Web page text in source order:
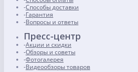
Способы доставки
Гарантия
Вопросы и ответы
Пресс-центр
Акции и скидки
Обзоры и советы
Фотогалерея
Видеообзоры товаров